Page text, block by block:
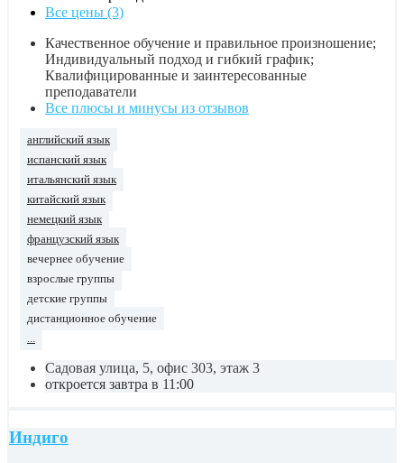
Все цены (3)
Качественное обучение и правильное произношение;
Индивидуальный подход и гибкий график;
Квалифицированные и заинтересованные
преподаватели
Все плюсы и минусы из отзывов
английский язык
испанский язык
итальянский язык
китайский язык
немецкий язык
французский язык
вечернее обучение
взрослые группы
детские группы
дистанционное обучение
...
Садовая улица, 5, офис 303, этаж 3
откроется завтра в 11:00
Индиго